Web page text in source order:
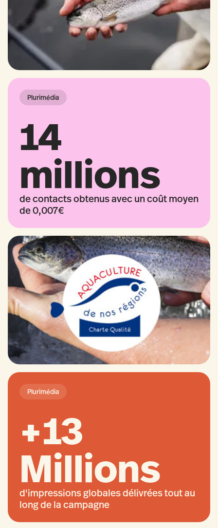
Plurimédia
14
millions
de contacts obtenus avec un coût moyen
de 0,007€
Plurimédia
+13
Millions
d'impressions globales délivrées tout au
long de la campagne